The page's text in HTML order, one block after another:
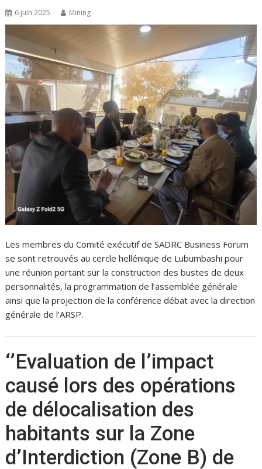
6 juin 2025 Mining
Les membres du Comité exécutif de SADRC Business Forum
se sont retrouvés au cercle hellénique de Lubumbashi pour
une réunion portant sur la construction des bustes de deux
personnalités, la programmation de l’assemblée générale
ainsi que la projection de la conférence débat avec la direction
générale de l’ARSP.
‘’Evaluation de l’impact
causé lors des opérations
de délocalisation des
habitants sur la Zone
d’Interdiction (Zone B) de